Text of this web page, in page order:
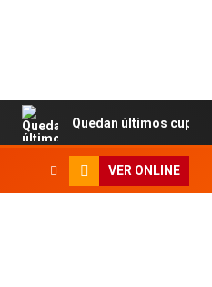
Quedan últimos cupos
VER ONLINE